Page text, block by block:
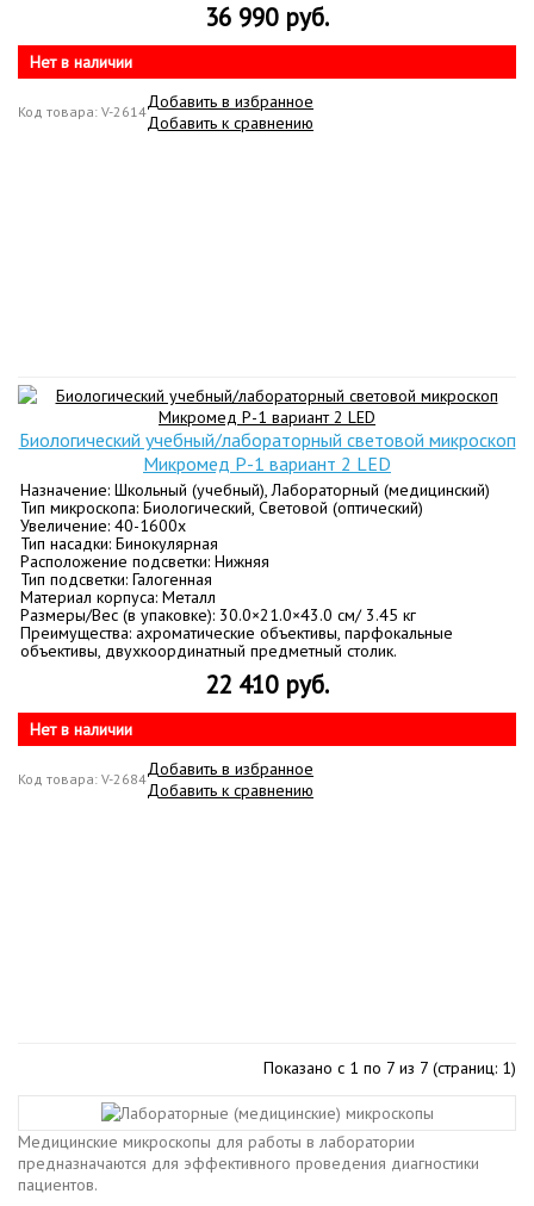
36 990 руб.
Нет в наличии
Код товара: V-2614Добавить в избранное
Добавить к сравнению
Биологический учебный/лабораторный световой микроскоп
Микромед Р-1 вариант 2 LED
Назначение: Школьный (учебный), Лабораторный (медицинский)
Тип микроскопа: Биологический, Световой (оптический)
Увеличение: 40-1600х
Тип насадки: Бинокулярная
Расположение подсветки: Нижняя
Тип подсветки: Галогенная
Материал корпуса: Металл
Размеры/Вес (в упаковке): 30.0×21.0×43.0 см/ 3.45 кг
Преимущества: ахроматические объективы, парфокальные
объективы, двухкоординатный предметный столик.​
22 410 руб.
Нет в наличии
Код товара: V-2684Добавить в избранное
Добавить к сравнению
Показано с 1 по 7 из 7 (страниц: 1)
Медицинские микроскопы для работы в лаборатории
предназначаются для эффективного проведения диагностики
пациентов.